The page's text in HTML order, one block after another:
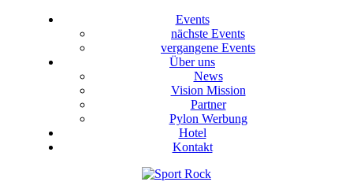
Events
nächste Events
vergangene Events
Über uns
News
Vision Mission
Partner
Pylon Werbung
Hotel
Kontakt